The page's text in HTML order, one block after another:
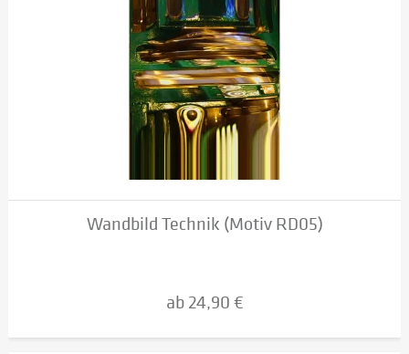
Wandbild Technik (Motiv RD05)
ab 24,90 €